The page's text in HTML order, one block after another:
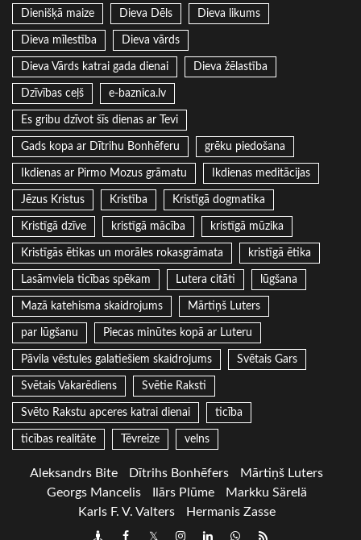
Dienišķā maize Dieva Dēls Dieva likums
Dieva mīlestība Dieva vārds
Dieva Vārds katrai gada dienai Dieva žēlastība
Dzīvības ceļš e-baznica.lv
Es gribu dzīvot šīs dienas ar Tevi
Gads kopa ar Dītrihu Bonhēferu grēku piedošana
Ikdienas ar Pirmo Mozus grāmatu Ikdienas meditācijas
Jēzus Kristus Kristība Kristīgā dogmatika
Kristīgā dzīve kristīgā mācība kristīgā mūzika
Kristīgās ētikas un morāles rokasgrāmata kristīgā ētika
Lasāmviela ticības spēkam Lutera citāti lūgšana
Mazā katehisma skaidrojums Mārtiņš Luters
par lūgšanu Piecas minūtes kopā ar Luteru
Pāvila vēstules galatiešiem skaidrojums Svētais Gars
Svētais Vakarēdiens Svētie Raksti
Svēto Rakstu apceres katrai dienai ticība
ticības realitāte Tēvreize velns
Aleksandrs Bite Dītrihs Bonhēfers
Mārtiņš Luters
Georgs Mancelis
Ilārs Plūme
Markku Särelä
Karls F. V. Valters
Hermanis Zasse
DraugiemFacebook
TwitterInstagram
LinkedInwhatsapp
RSS